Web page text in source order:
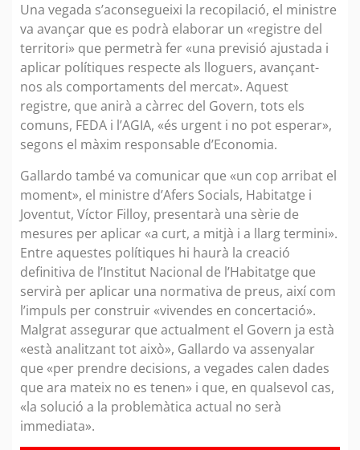
Una vegada s’aconsegueixi la recopilació, el ministre
va avançar que es podrà elaborar un «registre del
territori» que permetrà fer «una previsió ajustada i
aplicar polítiques respecte als lloguers, avançant-
nos als comportaments del mercat». Aquest
registre, que anirà a càrrec del Govern, tots els
comuns, FEDA i l’AGIA, «és urgent i no pot esperar»,
segons el màxim responsable d’Economia.
Gallardo també va comunicar que «un cop arribat el
moment», el ministre d’Afers Socials, Habitatge i
Joventut, Víctor Filloy, presentarà una sèrie de
mesures per aplicar «a curt, a mitjà i a llarg termini».
Entre aquestes polítiques hi haurà la creació
definitiva de l’Institut Nacional de l’Habitatge que
servirà per aplicar una normativa de preus, així com
l’impuls per construir «vivendes en concertació».
Malgrat assegurar que actualment el Govern ja està
«està analitzant tot això», Gallardo va assenyalar
que «per prendre decisions, a vegades calen dades
que ara mateix no es tenen» i que, en qualsevol cas,
«la solució a la problemàtica actual no serà
immediata».